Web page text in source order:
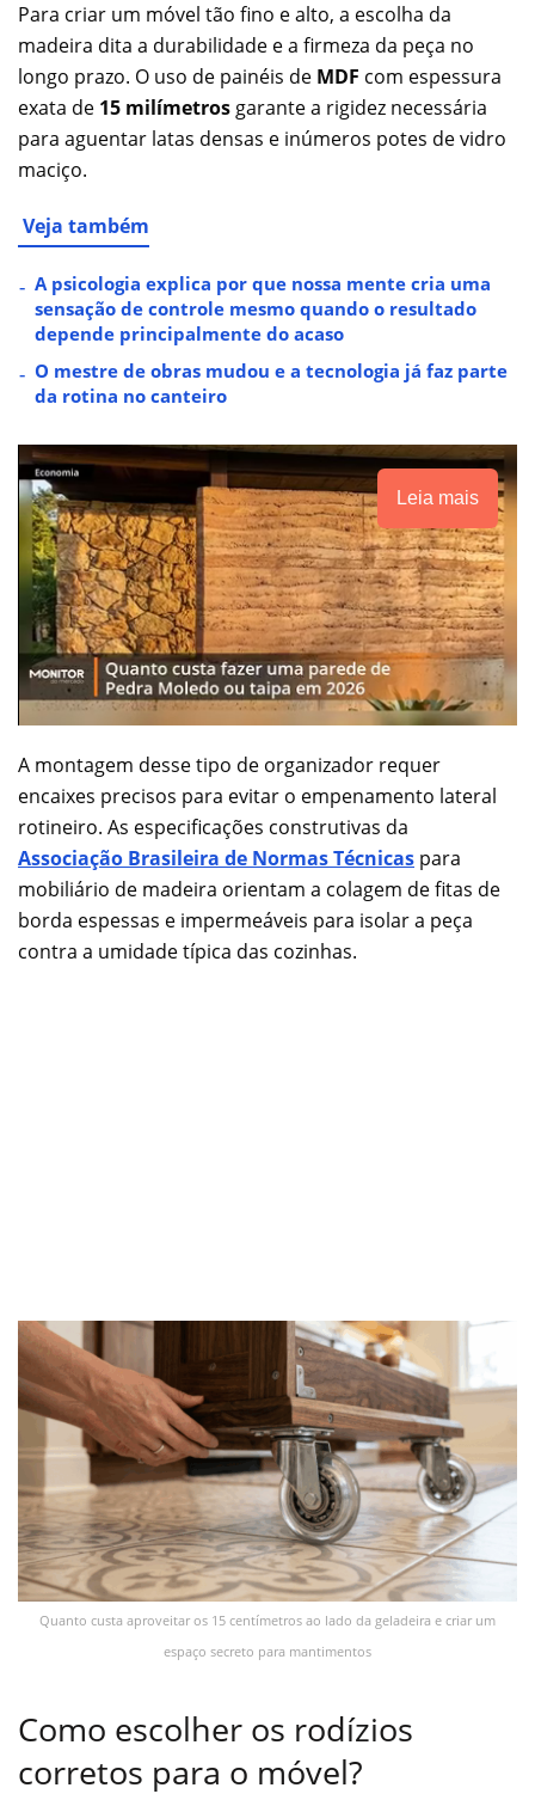
Para criar um móvel tão fino e alto, a escolha da
madeira dita a durabilidade e a firmeza da peça no
longo prazo. O uso de painéis de MDF com espessura
exata de 15 milímetros garante a rigidez necessária
para aguentar latas densas e inúmeros potes de vidro
maciço.
Veja também
A psicologia explica por que nossa mente cria uma
sensação de controle mesmo quando o resultado
depende principalmente do acaso
O mestre de obras mudou e a tecnologia já faz parte
da rotina no canteiro
Leia mais
A montagem desse tipo de organizador requer
encaixes precisos para evitar o empenamento lateral
rotineiro. As especificações construtivas da
Associação Brasileira de Normas Técnicas para
mobiliário de madeira orientam a colagem de fitas de
borda espessas e impermeáveis para isolar a peça
contra a umidade típica das cozinhas.
Quanto custa aproveitar os 15 centímetros ao lado da geladeira e criar um
espaço secreto para mantimentos
Como escolher os rodízios
corretos para o móvel?